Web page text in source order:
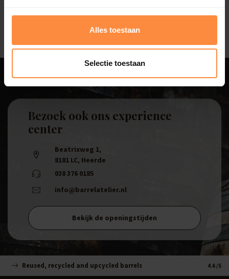
Alles toestaan
Selectie toestaan
Bezoek ook ons experience
center
Beatrixweg 1,
8181 LC, Heerde
038 376 0185
info@barrelatelier.nl
Bekijk de openingstijden
Reused, recycled and upcycled barrels 4.6 /5